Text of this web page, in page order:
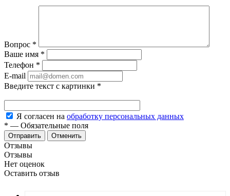
Вопрос *
Ваше имя *
Телефон *
E-mail
Введите текст с картинки *
Я согласен на обработку персональных данных
* — Обязательные поля
Отменить
Отзывы
Отзывы
Нет оценок
Оставить отзыв